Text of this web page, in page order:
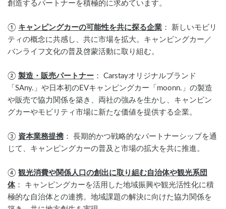
創造するパートナーを積極的に求めています。
① キャンピングカーの可能性を共に探る企業 ： 新しいモビリ
ティの概念に共感し、共に市場を拡大。キャンピングカー／
バンライフ文化の普及啓蒙活動に取り組む。
② 製造・販売パートナー ： Carstayオリジナルブランド
「SAny.」や日本初のEVキャンピングカー「moonn.」の製造
や販売で協力関係を築き、両社の強みを生かし、キャンピン
グカーやモビリティ市場に新たな価値を提供する企業。
③ 資本業務提携 ： 長期的かつ戦略的なパートナーシップを通
じて、キャンピングカーの普及と市場の拡大を共に推進。
④ 観光消費や関係人口の創出に取り組む自治体や観光系団
体： キャンピングカーを活用した地域振興や観光活性化に積
極的な自治体との連携。地域課題の解決に向けた協力関係を